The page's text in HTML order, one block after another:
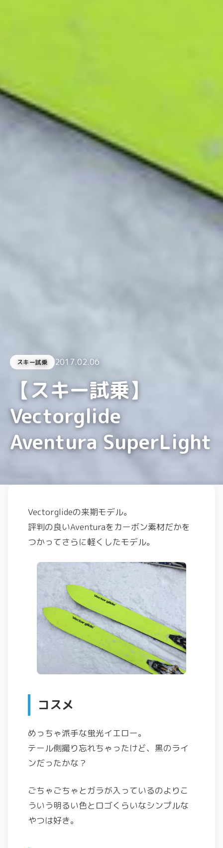
スキー試乗 2017.02.06
【スキー試乗】
Vectorglide
Aventura SuperLight
Vectorglideの来期モデル。
評判の良いAventuraをカーボン素材だかを
つかってさらに軽くしたモデル。
コスメ
めっちゃ派手な蛍光イエロー。
テール側撮り忘れちゃったけど、黒のライ
ンだったかな？
ごちゃごちゃとガラが入っているのよりこ
ういう明るい色とロゴくらいなシンプルな
やつは好き。